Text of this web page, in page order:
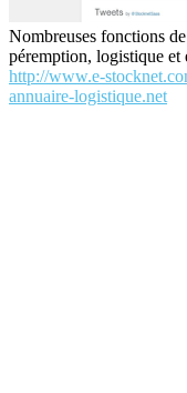
Nombreuses fonctions
péremption, logistique et
http://www.e-
annuaire-logistique.net